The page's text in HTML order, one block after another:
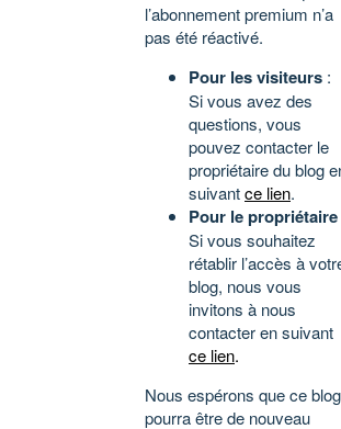
l’abonnement premium n’a
pas été réactivé.
Pour les visiteurs :
Si vous avez des
questions, vous
pouvez contacter le
propriétaire du blog
suivantce lien.
Pour le propriétaire
Si vous souhaitez
rétablir l’accès à
blog, nous vous
invitons à nous
contacter en suivant
ce lien.
Nous espérons que ce blog
pourra être de nouveau